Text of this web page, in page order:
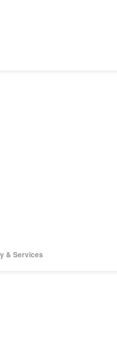
& Services